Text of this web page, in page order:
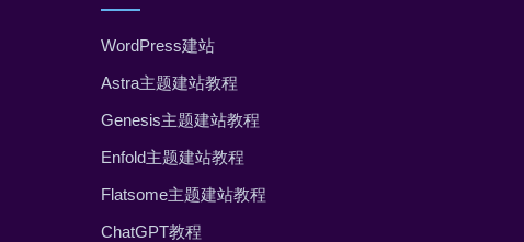
WordPress建站
Astra主题建站教程
Genesis主题建站教程
Enfold主题建站教程
Flatsome主题建站教程
ChatGPT教程